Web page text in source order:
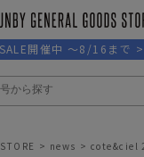
SALE開催中 ～8/16まで
news cote&ciel